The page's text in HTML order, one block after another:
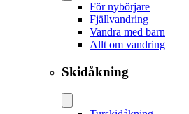
För nybörjare
Fjällvandring
Vandra med barn
Allt om vandring
Skidåkning